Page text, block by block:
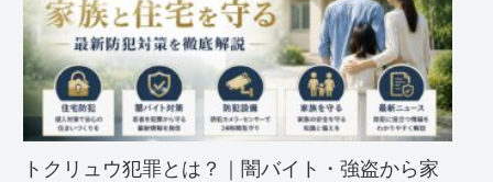
トクリュウ犯罪とは？｜闇バイト・強盗から家